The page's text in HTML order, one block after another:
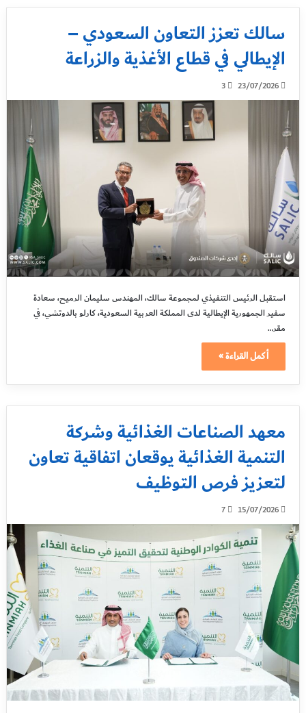
سالك تعزز التعاون السعودي –
الإيطالي في قطاع الأغذية والزراعة
23/07/2026
3
استقبل الرئيس التنفيذي لمجموعة سالك، المهندس سليمان الرميح، سعادة
سفير الجمهورية الإيطالية لدى المملكة العربية السعودية، كارلو بالدوتشي، في
مقر…
أكمل القراءة »
معهد الصناعات الغذائية وشركة
التنمية الغذائية يوقعان اتفاقية تعاون
لتعزيز فرص التوظيف
15/07/2026
7